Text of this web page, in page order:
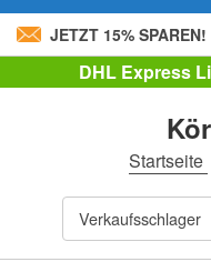
JETZT 15% SPAREN!
DHL Express
Startseite
Verkaufsschlager